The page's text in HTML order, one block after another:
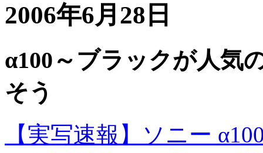
2006年6月28日
α100～ブラックが人気
そう
【実写速報】ソニー